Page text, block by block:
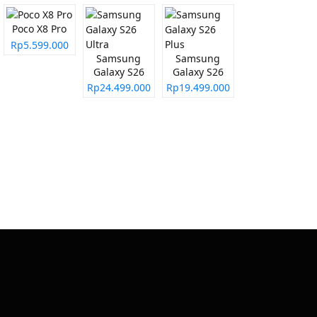
Poco X8 Pro
Rp5.599.000
Samsung
Galaxy S26
Ultra
Rp24.499.000
Samsung
Galaxy S26
Plus
Rp19.499.000